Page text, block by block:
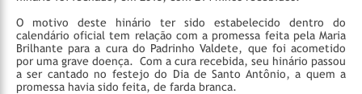
O motivo deste hinário ter sido estabelecido dentro do
calendário oficial tem relação com a promessa feita pela Maria
Brilhante para a cura do Padrinho Valdete, que foi acometido
por uma grave doença. Com a cura recebida, seu hinário passou
a ser cantado no festejo do Dia de Santo Antônio, a quem a
promessa havia sido feita, de farda branca.